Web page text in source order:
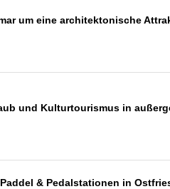
um eine architektonische
und Kulturtourismus in
& Pedalstationen in